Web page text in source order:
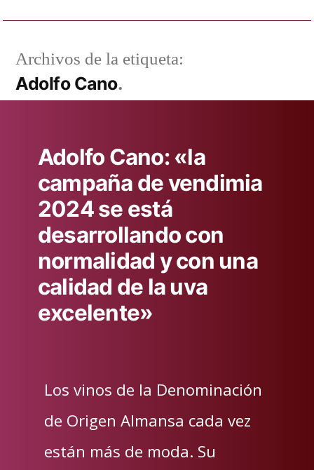
Archivos de la etiqueta:
Adolfo Cano
Adolfo Cano: «la
campaña de vendimia
2024 se está
desarrollando con
normalidad y con una
calidad de la uva
excelente»
Los vinos de la Denominación
de Origen Almansa cada vez
están más de moda. Su